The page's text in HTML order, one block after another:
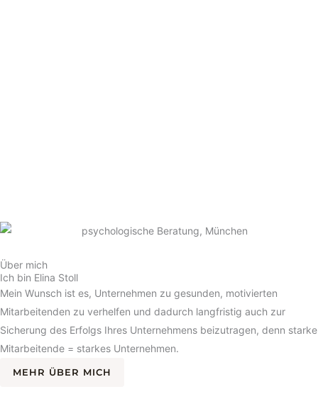
Über mich
Ich bin Elina Stoll
Mein Wunsch ist es, Unternehmen zu gesunden, motivierten
Mitarbeitenden zu verhelfen und dadurch langfristig auch zur
Sicherung des Erfolgs Ihres Unternehmens beizutragen, denn starke
Mitarbeitende = starkes Unternehmen.
MEHR ÜBER MICH